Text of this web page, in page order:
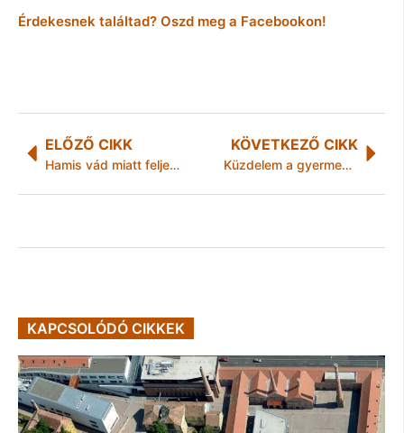
Érdekesnek találtad? Oszd meg a Facebookon!
ELŐZŐ CIKK
Hamis vád miatt feljelentette Efraim Zuroffot a Jobbik
KÖVETKEZŐ CIKK
Küzdelem a gyermekszegénység és a gettók megszüntetéséért a következetes jogérvényesítéssel
KAPCSOLÓDÓ CIKKEK